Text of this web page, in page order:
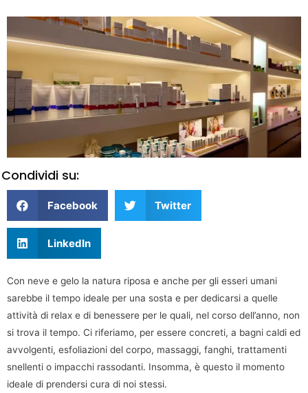
Condividi su:
Facebook Twitter
LinkedIn
Con neve e gelo la natura riposa e anche per gli esseri umani
sarebbe il tempo ideale per una sosta e per dedicarsi a quelle
attività di relax e di benessere per le quali, nel corso dell’anno, non
si trova il tempo. Ci riferiamo, per essere concreti, a bagni caldi ed
avvolgenti, esfoliazioni del corpo, massaggi, fanghi, trattamenti
snellenti o impacchi rassodanti. Insomma, è questo il momento
ideale di prendersi cura di noi stessi.